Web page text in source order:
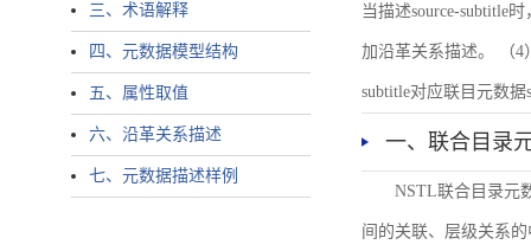
三、术语解释
四、元数据模型结构
五、属性取值
六、沿革关系描述
七、元数据描述样例
当描述source-subtitle
加沿革关系描述。 （4
subtitle对应联目元数据
一、联合目录
NSTL联合目录元
间的关联、层级关系